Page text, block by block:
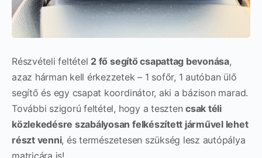
Részvételi feltétel 2 fő segítő csapattag bevonása,
azaz hárman kell érkezzetek – 1 sofőr, 1 autóban ülő
segítő és egy csapat koordinátor, aki a bázison marad.
További szigorú feltétel, hogy a tesztencsak téli
közlekedésre szabályosan felkészített járművel lehet
részt venni, és természetesen szükség lesz autópálya
matricára is!